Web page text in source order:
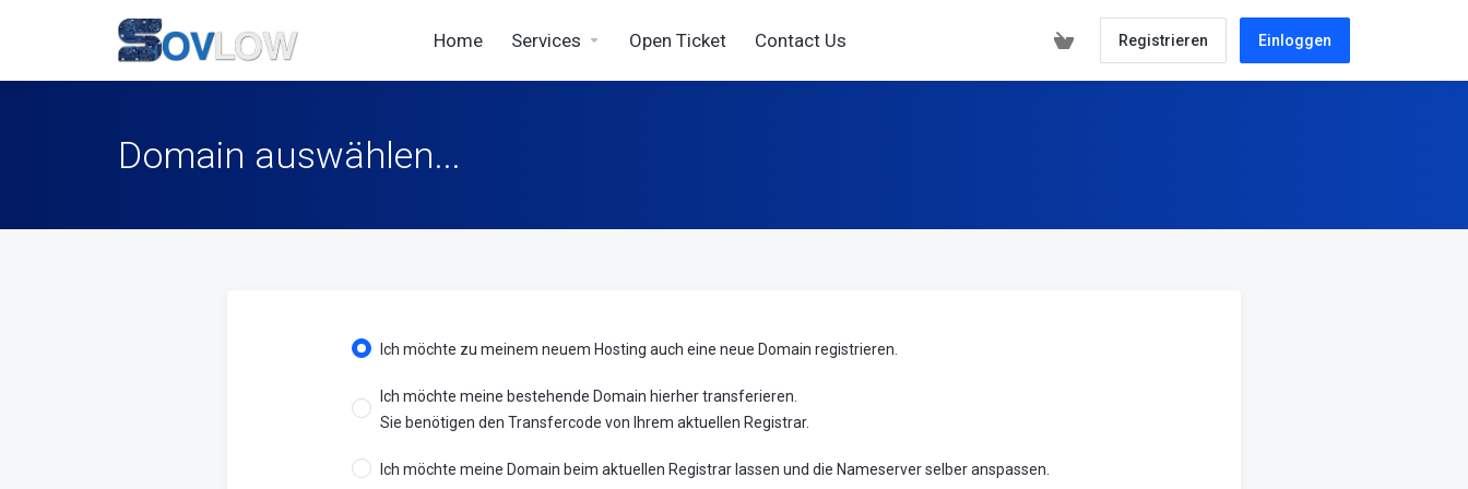
Home Services Open Ticket Contact Us Registrieren Einloggen
Domain auswählen...
Ich möchte zu meinem neuem Hosting auch eine neue Domain registrieren.
Ich möchte meine bestehende Domain hierher transferieren.
Sie benötigen den Transfercode von Ihrem aktuellen Registrar.
Ich möchte meine Domain beim aktuellen Registrar lassen und die Nameserver selber anspassen.